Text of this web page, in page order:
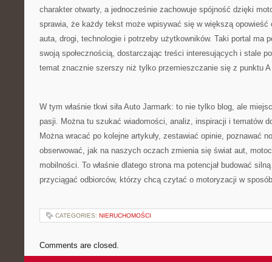
charakter otwarty, a jednocześnie zachowuje spójność dzięki
sprawia, że każdy tekst może wpisywać się w większą
auta, drogi, technologie i potrzeby użytkowników. Taki portal ma
swoją społecznością, dostarczając treści interesujących i stale
temat znacznie szerszy niż tylko przemieszczanie się z punktu
W tym właśnie tkwi siła Auto Jarmark: to nie tylko blog, ale
pasji. Można tu szukać wiadomości, analiz, inspiracji i tematów
Można wracać po kolejne artykuły, zestawiać opinie, poznawać
obserwować, jak na naszych oczach zmienia się świat aut,
mobilności. To właśnie dlatego strona ma potencjał budować
przyciągać odbiorców, którzy chcą czytać o motoryzacji w
CATEGORIES: NIERUCHOMOŚCI
Comments are closed.